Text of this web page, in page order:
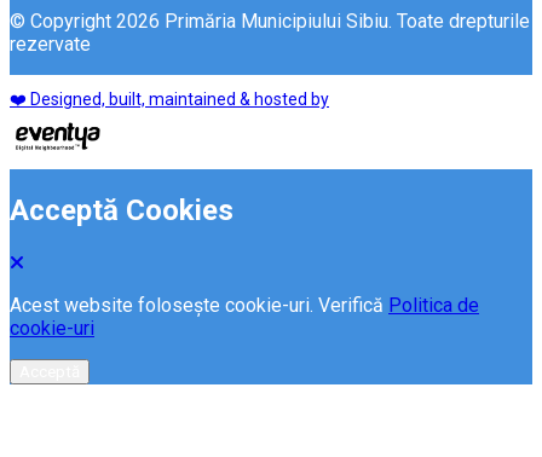
© Copyright 2026 Primăria Municipiului Sibiu. Toate drepturile
rezervate
❤️ Designed, built, maintained & hosted by
Acceptă Cookies
Acest website folosește cookie-uri. Verifică Politica de
cookie-uri